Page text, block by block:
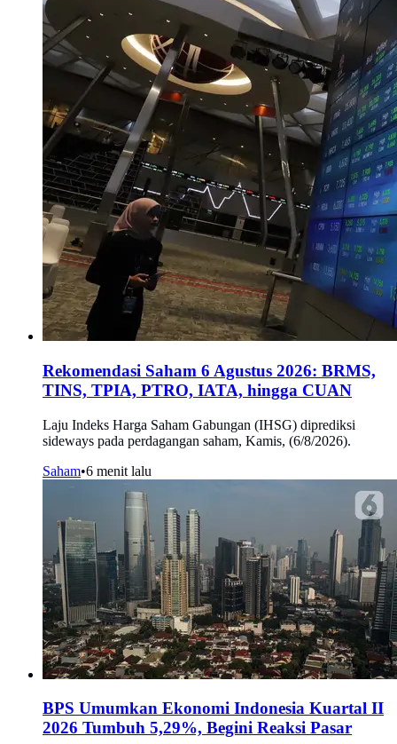
Rekomendasi Saham 6 Agustus 2026: BRMS,
TINS, TPIA, PTRO, IATA, hingga CUAN
Laju Indeks Harga Saham Gabungan (IHSG) diprediksi
sideways pada perdagangan saham, Kamis, (6/8/2026).
Saham•6 menit lalu
BPS Umumkan Ekonomi Indonesia Kuartal II
2026 Tumbuh 5,29%, Begini Reaksi Pasar